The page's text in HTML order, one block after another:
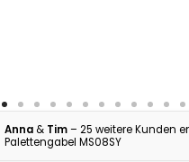
Zur Slide 1 gehen
Zur Slide 2 gehen
Zur Slide 3 gehen
Zur Slide 4 gehen
Zur Slide 5 gehen
Zur Slide 6 gehen
Zur Slide 7
Zur Slide 8
ZurZurZur
Anna & Tim
Palettengabel MS08SY